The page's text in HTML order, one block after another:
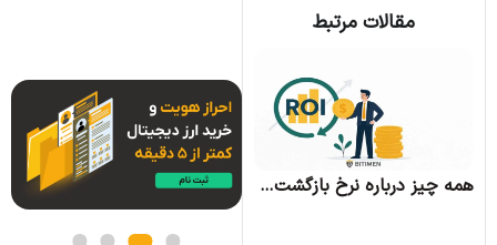
مقالات مرتبط
همه چیز درباره نرخ بازگشت سرمایه و نحوه محاسبه آن